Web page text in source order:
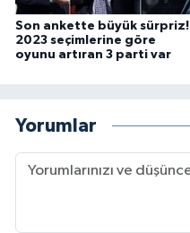
Son ankette büyük sürpriz!
2023 seçimlerine göre
oyunu artıran 3 parti var
Yorumlar